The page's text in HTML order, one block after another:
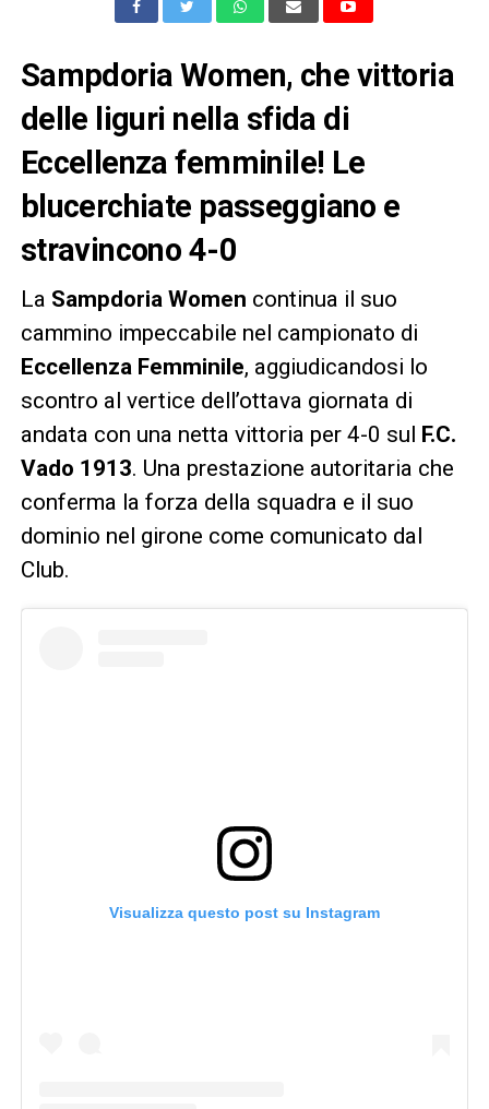
Sampdoria Women, che vittoria
delle liguri nella sfida di
Eccellenza femminile! Le
blucerchiate passeggiano e
stravincono 4-0
La Sampdoria Women continua il suo
cammino impeccabile nel campionato di
Eccellenza Femminile, aggiudicandosi lo
scontro al vertice dell’ottava giornata di
andata con una netta vittoria per 4-0 sul F.C.
Vado 1913. Una prestazione autoritaria che
conferma la forza della squadra e il suo
dominio nel girone come comunicato dal
Club.
Visualizza questo post su Instagram